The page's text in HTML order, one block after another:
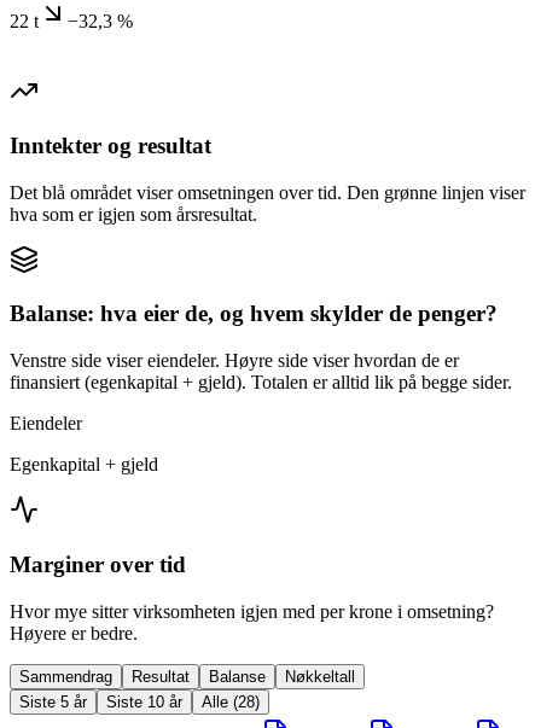
22 t
−32,3 %
Inntekter og resultat
Det blå området viser omsetningen over tid. Den grønne linjen viser
hva som er igjen som årsresultat.
Balanse: hva eier de, og hvem skylder de penger?
Venstre side viser eiendeler. Høyre side viser hvordan de er
finansiert (egenkapital + gjeld). Totalen er alltid lik på begge sider.
Eiendeler
Egenkapital + gjeld
Marginer over tid
Hvor mye sitter virksomheten igjen med per krone i omsetning?
Høyere er bedre.
Sammendrag Resultat Balanse
Nøkkeltall
Siste 5 år
Siste 10 år Alle (28)